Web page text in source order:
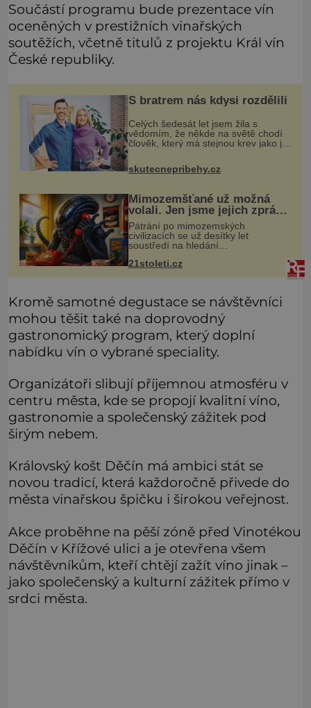
Součástí programu bude prezentace vín
oceněných v prestižních vinařských
soutěžích, včetně titulů z projektu Král vín
České republiky.
S bratrem nás kdysi rozdělili
Celých šedesát let jsem žila s
vědomím, že někde na světě chodí
člověk, který má stejnou krev jako já.
Jen jsem si už nedovedla vybavit
jeho tvář. Byli jsme ještě malí, když
jsme s mým o šest let mlad
skutecnepribehy.cz
Mimozemšťané už možná
volali. Jen jsme jejich zprávu
nedokázali rozpoznat
Pátrání po mimozemských
civilizacích se už desítky let
soustředí na hledání
které by příroda sama vytvořila jen
stěží. Nová studie však naznačuje,
21stoleti.cz
Kromě samotné degustace se návštěvníci
mohou těšit také na doprovodný
gastronomický program, který doplní
nabídku vín o vybrané speciality.
Organizátoři slibují příjemnou atmosféru v
centru města, kde se propojí kvalitní víno,
gastronomie a společenský zážitek pod
širým nebem.
Královský košt Děčín má ambici stát se
novou tradicí, která každoročně přivede do
města vinařskou špičku i širokou veřejnost.
Akce proběhne na pěší zóně před Vinotékou
Děčín v Křížové ulici a je otevřena všem
návštěvníkům, kteří chtějí zažít víno jinak –
jako společenský a kulturní zážitek přímo v
srdci města.